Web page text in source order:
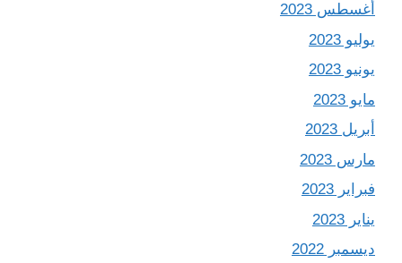
أغسطس 2023
يوليو 2023
يونيو 2023
مايو 2023
أبريل 2023
مارس 2023
فبراير 2023
يناير 2023
ديسمبر 2022